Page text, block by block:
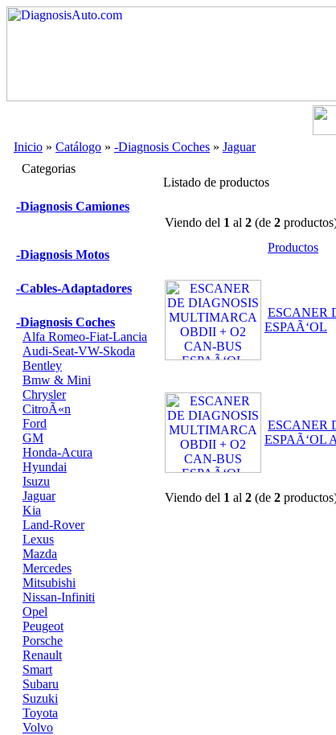
Inicio » Catálogo » -Diagnosis Coches » Jaguar
Categorias
-Diagnosis Camiones
-Diagnosis Motos
-Cables-Adaptadores
-Diagnosis Coches
Alfa Romeo-Fiat-Lancia
Audi-Seat-VW-Skoda
Bentley
Bmw & Mini
Chrysler
CitroÃ«n
Ford
GM
Honda-Acura
Hyundai
Isuzu
Jaguar
Kia
Land-Rover
Lexus
Mazda
Mercedes
Mitsubishi
Nissan-Infiniti
Opel
Peugeot
Porsche
Renault
Smart
Subaru
Suzuki
Toyota
Volvo
Listado de productos
Viendo del 1 al 2 (de 2
Productos
ESCANER
ESPAÃ‘OL
ESCANER
ESPAÃ‘OL
Viendo del 1 al 2 (de 2